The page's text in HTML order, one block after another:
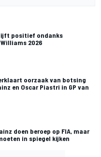
positief ondanks
2026
oorzaak van botsing
en Oscar Piastri in GP van
doen beroep op FIA, maar
in spiegel kijken